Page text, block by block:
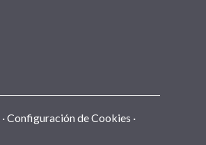
Configuración de Cookies